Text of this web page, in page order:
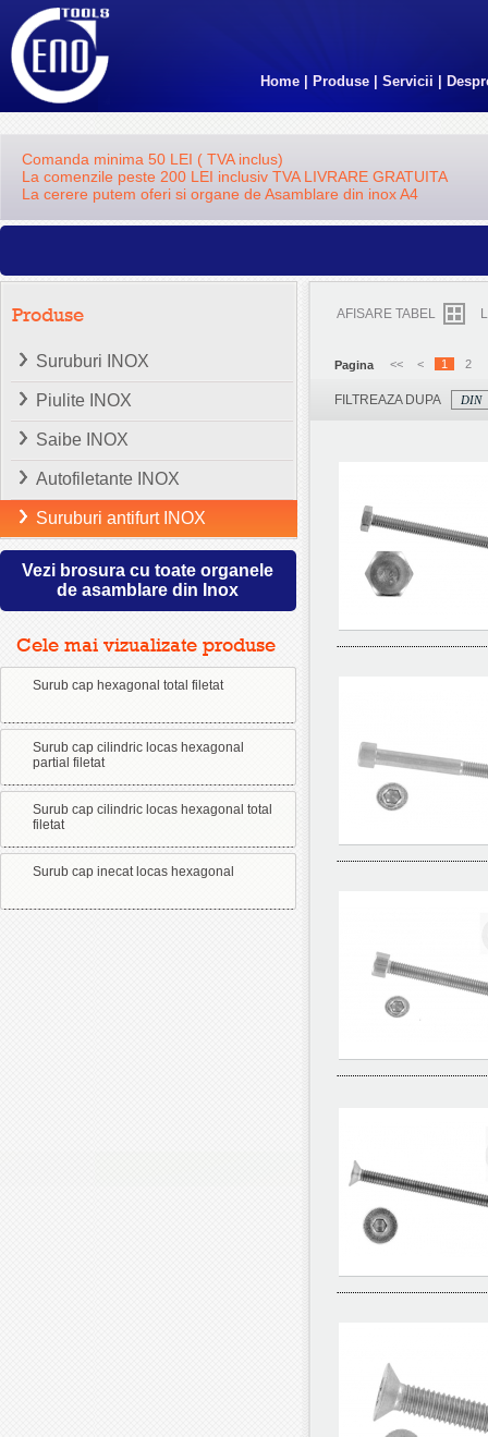
Home Produse Servicii
Comanda minima 50 LEI ( TVA inclus)
La comenzile peste 200 LEI inclusiv TVA LIVRARE GRATUITA
La cerere putem oferi si organe de Asamblare din inox A4
Produse
Suruburi INOX
Piulite INOX
Saibe INOX
Autofiletante INOX
Suruburi antifurt INOX
Vezi brosura cu toate organele
de asamblare din Inox
Cele mai vizualizate produse
Surub cap hexagonal total filetat
Surub cap cilindric locas hexagonal
partial filetat
Surub cap cilindric locas hexagonal total
filetat
Surub cap inecat locas hexagonal
AFISARE TABEL
Pagina << < 1 2
FILTREAZA DUPA